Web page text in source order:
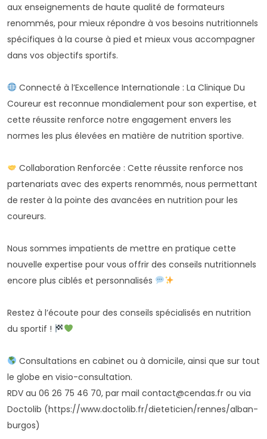
aux enseignements de haute qualité de formateurs
renommés, pour mieux répondre à vos besoins nutritionnels
spécifiques à la course à pied et mieux vous accompagner
dans vos objectifs sportifs.
Connecté à l’Excellence Internationale : La Clinique Du
Coureur est reconnue mondialement pour son expertise, et
cette réussite renforce notre engagement envers les
normes les plus élevées en matière de nutrition sportive.
Collaboration Renforcée : Cette réussite renforce nos
partenariats avec des experts renommés, nous permettant
de rester à la pointe des avancées en nutrition pour les
coureurs.
Nous sommes impatients de mettre en pratique cette
nouvelle expertise pour vous offrir des conseils nutritionnels
encore plus ciblés et personnalisés
Restez à l’écoute pour des conseils spécialisés en nutrition
du sportif !
Consultations en cabinet ou à domicile, ainsi que sur tout
le globe en visio-consultation.
RDV au 06 26 75 46 70, par mail contact@cendas.fr ou via
Doctolib (https://www.doctolib.fr/dieteticien/rennes/alban-
burgos)